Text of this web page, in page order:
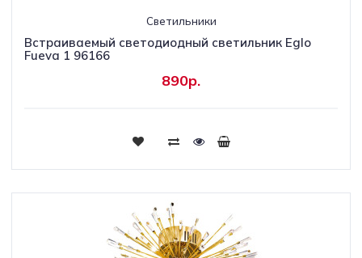
Светильники
Встраиваемый светодиодный светильник Eglo
Fueva 1 96166
890р.